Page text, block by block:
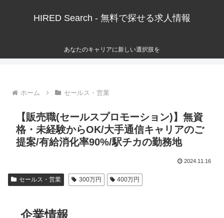
HIRED Search - 無料で探せる求人情報
あなたのキャリアに新しい選択肢を
ホーム セールス・営業
【販売職(セールスプロモーション)】無資
格・未経験からOK/大手通信キャリアのご
提案/有給消化率90%/駅チカの勤務地
2024.11.16
セールス・営業 300万円 400万円
企業情報